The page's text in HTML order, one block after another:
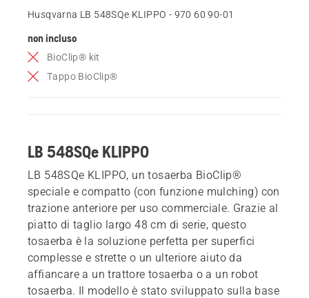
Husqvarna LB 548SQe KLIPPO - 970 60 90‑01
non incluso
BioClip® kit
Tappo BioClip®
LB 548SQe KLIPPO
LB 548SQe KLIPPO, un tosaerba BioClip®
speciale e compatto (con funzione mulching) con
trazione anteriore per uso commerciale. Grazie al
piatto di taglio largo 48 cm di serie, questo
tosaerba è la soluzione perfetta per superfici
complesse e strette o un ulteriore aiuto da
affiancare a un trattore tosaerba o a un robot
tosaerba. Il modello è stato sviluppato sulla base